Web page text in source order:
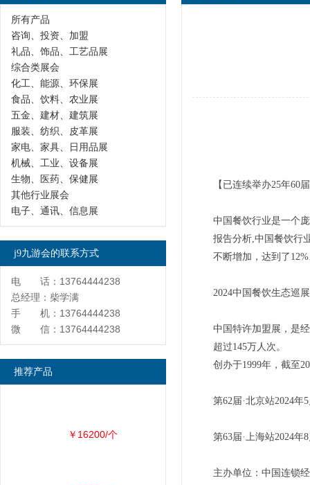
【已连续举办25年60
中国餐饮行业是一个
报告分析,中国餐饮行
不断增加，达到了
2024中国餐饮生态巡
中国特许加盟展，是
超过145万人次。
创办于1999年，截至
第62届·北京站2024
第63届·上海站
主办单位：中国连锁
所有产品
咨询、投资、加盟
礼品、饰品、工艺品展
综合类展会
化工、能源、环保展
食品、饮料、农业展
五金、建材、建筑展
服装、纺织、皮革展
家电、家具、日用品展
机械、工业、设备展
生物、医药、保健展
其他行业展会
电子、通讯、信息展
j9九游会的联系方式
电 话：13764444238
总经理：柴学满
手 机：13764444238
微 信：13764444238
推荐产品
￥16200/个